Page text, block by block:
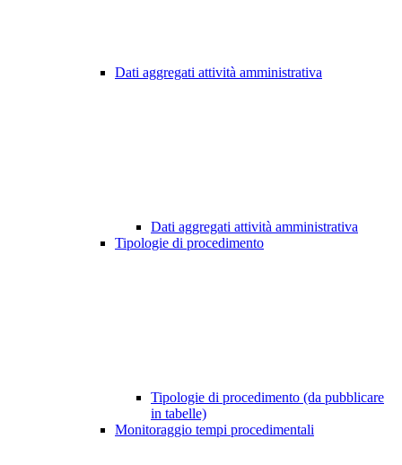
Dati aggregati attività amministrativa
Dati aggregati attività amministrativa
Tipologie di procedimento
Tipologie di procedimento (da pubblicare
in tabelle)
Monitoraggio tempi procedimentali